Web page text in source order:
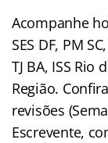
Acompanhe
SES DF, PM
TJ BA, ISS Rio
Região.
revisões
Escrevente,